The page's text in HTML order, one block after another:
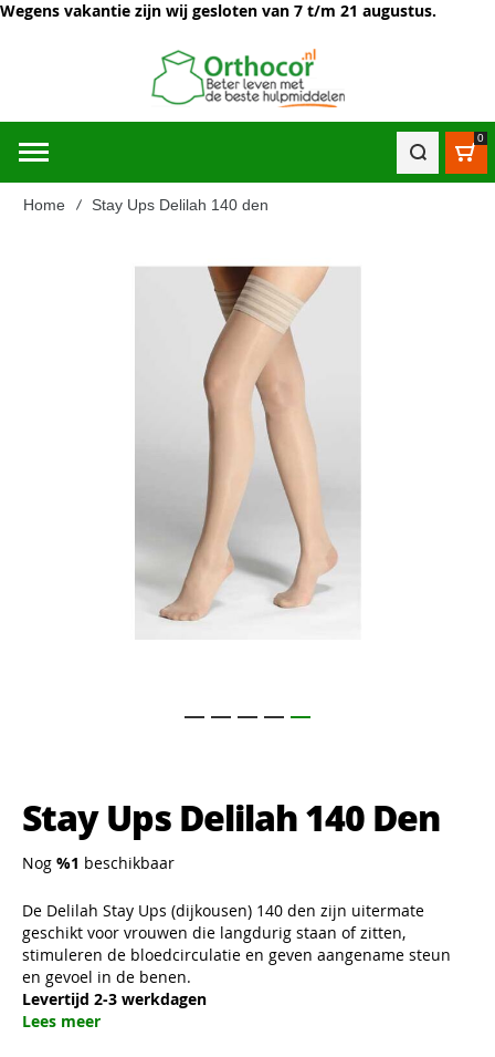
Wegens vakantie zijn wij gesloten van 7 t/m 21 augustus.
0
Home Stay Ups Delilah 140 den
begin
van
de
afbeeldingen-
Stay Ups Delilah 140 Den
Nog %1 beschikbaar
De Delilah Stay Ups (dijkousen) 140 den zijn uitermate
geschikt voor vrouwen die langdurig staan of zitten,
stimuleren de bloedcirculatie en geven aangename steun
en gevoel in de benen.
Levertijd 2-3 werkdagen
Lees meer